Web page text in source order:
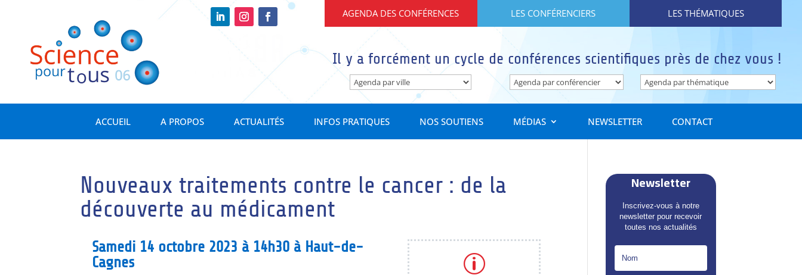
AGENDA DES CONFÉRENCES LES CONFÉRENCIERS LES THÉMATIQUES
Il y a forcément un cycle de conférences scientifiques près de chez vous !
ACCUEIL A PROPOS ACTUALITÉS INFOS PRATIQUES NOS SOUTIENS MÉDIAS NEWSLETTER CONTACT
Nouveaux traitements contre le cancer : de la
découverte au médicament
Samedi 14 octobre 2023 à 14h30 à Haut-de-
Cagnes
p
Newsletter
Inscrivez-vous à notre
newsletter pour recevoir
toutes nos actualités